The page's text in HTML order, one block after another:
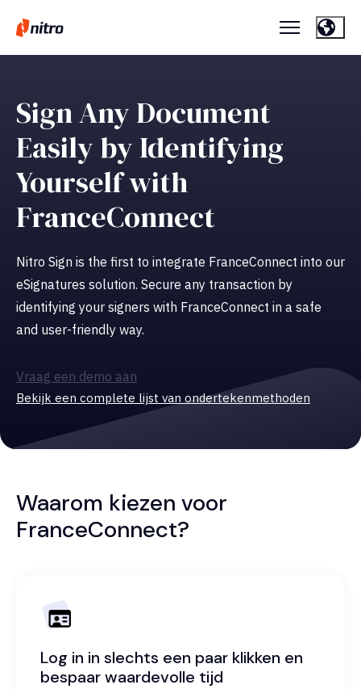
Sign Any Document
Easily by Identifying
Yourself with
FranceConnect
Nitro Sign is the first to integrate FranceConnect into our
eSignatures solution. Secure any transaction by
identifying your signers with FranceConnect in a safe
and user-friendly way.
Vraag een demo aan
Bekijk een complete lijst van ondertekenmethoden
Waarom kiezen voor
FranceConnect?
Log in in slechts een paar klikken en
bespaar waardevolle tijd